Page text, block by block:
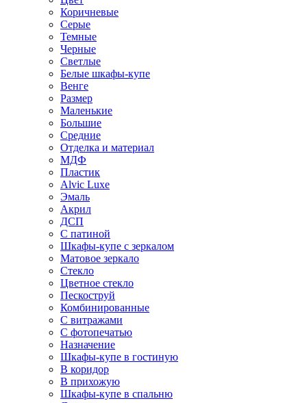
Коричневые
Серые
Темные
Черные
Светлые
Белые шкафы-купе
Венге
Размер
Маленькие
Большие
Средние
Отделка и материал
МДФ
Пластик
Alvic Luxe
Эмаль
Акрил
ДСП
С патиной
Шкафы-купе с зеркалом
Матовое зеркало
Стекло
Цветное стекло
Пескоструй
Комбинированные
С витражами
С фотопечатью
Назначение
Шкафы-купе в гостиную
В коридор
В прихожую
Шкафы-купе в спальню